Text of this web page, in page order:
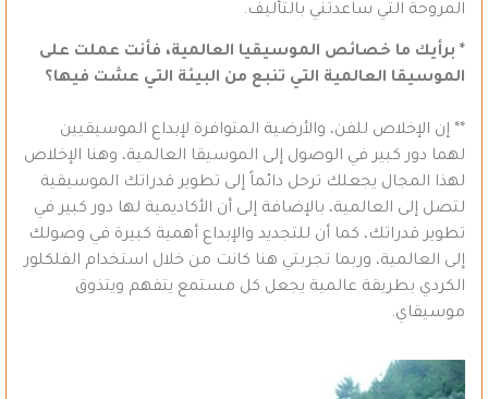
المروحة التي ساعدتني بالتأليف.
* برأيك ما خصائص الموسيقيا العالمية، فأنت عملت على
الموسيقا العالمية التي تنبع من البيئة التي عشت فيها؟
** إن الإخلاص للفن، والأرضية المتوافرة لإبداع الموسيقيين
لهما دور كبير في الوصول إلى الموسيقا العالمية، وهنا الإخلاص
لهذا المجال يجعلك ترحل دائماً إلى تطوير قدراتك الموسيقية
لتصل إلى العالمية، بالإضافة إلى أن الأكاديمية لها دور كبير في
تطوير قدراتك، كما أن للتجديد والإبداع أهمية كبيرة في وصولك
إلى العالمية، وربما تجربتي هنا كانت من خلال استخدام الفلكلور
الكردي بطريقة عالمية يجعل كل مستمع يتفهم ويتذوق
موسيقاي.